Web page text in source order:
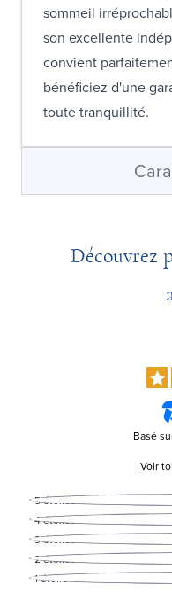
sommeil
son excellente
convient
bénéficiez d'une
toute tranquillité.
Découvrez
Basé
Voir
5étoiles
4étoiles
3étoiles
2étoiles
1étoile